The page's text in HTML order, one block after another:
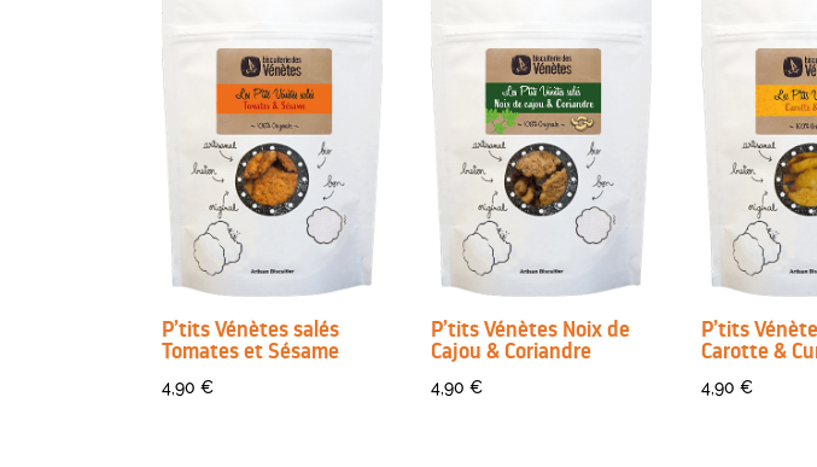
P’tits Vénètes salés
Tomates et Sésame
4,90€
P’tits Vénètes Noix de
Cajou & Coriandre
4,90€
P’tits
Carotte &
4,90 €